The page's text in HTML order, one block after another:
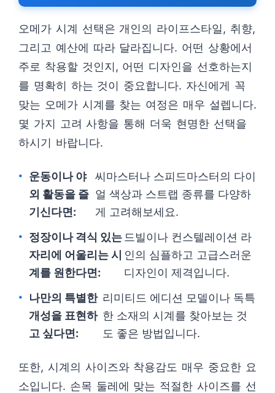
오메가 시계 선택은 개인의 라이프스타일, 취향,
그리고 예산에 따라 달라집니다. 어떤 상황에서
주로 착용할 것인지, 어떤 디자인을 선호하는지
를 명확히 하는 것이 중요합니다. 자신에게 꼭
맞는 오메가 시계를 찾는 여정은 매우 설렙니다.
몇 가지 고려 사항을 통해 더욱 현명한 선택을
하시기 바랍니다.
운동이나 야
외 활동을 즐
기신다면:
씨마스터나 스피드마스터의 다이
얼 색상과 스트랩 종류를 다양하
게 고려해보세요.
정장이나 격식 있는
자리에 어울리는 시
계를 원한다면:
드빌이나 컨스텔레이션 라
인의 심플하고 고급스러운
디자인이 제격입니다.
나만의 특별한
개성을 표현하
고 싶다면:
리미티드 에디션 모델이나 독특
한 소재의 시계를 찾아보는 것
도 좋은 방법입니다.
또한, 시계의 사이즈와 착용감도 매우 중요한 요
소입니다. 손목 둘레에 맞는 적절한 사이즈를 선